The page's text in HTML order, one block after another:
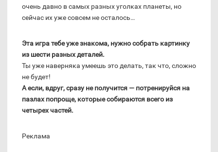
очень давно в самых разных уголках планеты, но
сейчас их уже совсем не осталось…
Эта игра тебе уже знакома, нужно собрать картинку
из шести разных деталей.
Ты уже наверняка умеешь это делать, так что, сложно
не будет!
А если, вдруг, сразу не получится — потренируйся на
пазлах попроще, которые собираются всего из
четырех частей.
Реклама